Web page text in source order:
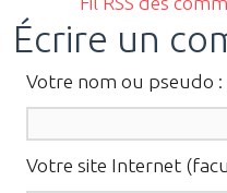
Écrire un
Votre nom ou pseudo :
Votre site Internet